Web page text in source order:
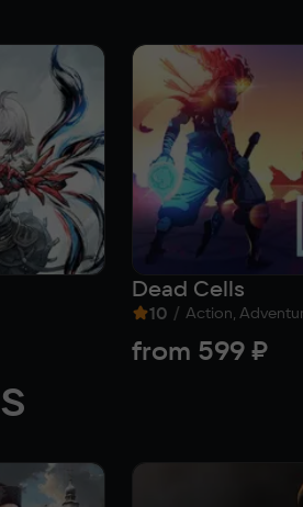
Dead Cells
10 / Action,
from 599 ₽